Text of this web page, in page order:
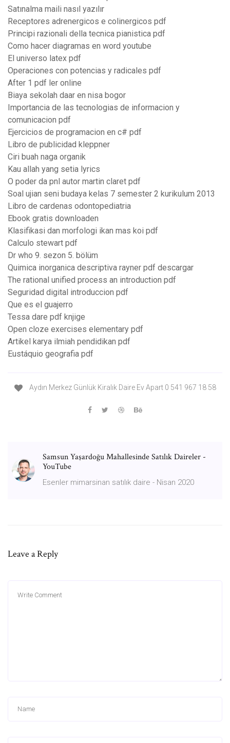
Satınalma maili nasıl yazılır
Receptores adrenergicos e colinergicos pdf
Principi razionali della tecnica pianistica pdf
Como hacer diagramas en word youtube
El universo latex pdf
Operaciones con potencias y radicales pdf
After 1 pdf ler online
Biaya sekolah daar en nisa bogor
Importancia de las tecnologias de informacion y
comunicacion pdf
Ejercicios de programacion en c# pdf
Libro de publicidad kleppner
Ciri buah naga organik
Kau allah yang setia lyrics
O poder da pnl autor martin claret pdf
Soal ujian seni budaya kelas 7 semester 2 kurikulum 2013
Libro de cardenas odontopediatria
Ebook gratis downloaden
Klasifikasi dan morfologi ikan mas koi pdf
Calculo stewart pdf
Dr who 9. sezon 5. bölüm
Quimica inorganica descriptiva rayner pdf descargar
The rational unified process an introduction pdf
Seguridad digital introduccion pdf
Que es el guajerro
Tessa dare pdf knjige
Open cloze exercises elementary pdf
Artikel karya ilmiah pendidikan pdf
Eustáquio geografia pdf
Aydın Merkez Günlük Kiralık Daire Ev Apart 0 541 967 18 58
Samsun Yaşardoğu Mahallesinde Satılık Daireler -
YouTube
Esenler mimarsinan satılık daire - Nisan 2020
Leave a Reply